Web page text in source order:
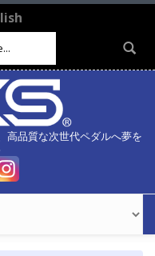
高品質な次世代ペダルへ夢を